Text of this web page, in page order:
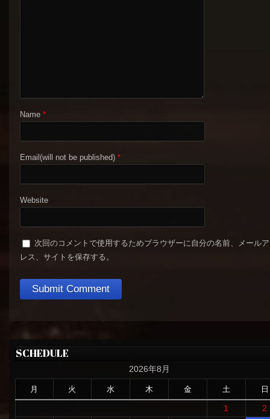
Name *
Email(will not be published) *
Website
次回のコメントで使用するためブラウザーに自分の名前、メール
レス、サイトを保存する。
SCHEDULE
2026年8月
月 火 水 木 金 土 日
1
2